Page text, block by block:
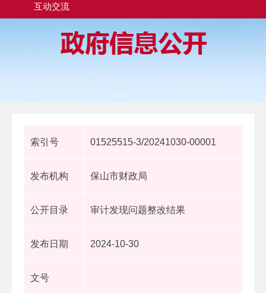
互动交流
索引号 01525515-3/20241030-00001
发布机构 保山市财政局
公开目录 审计发现问题整改结果
发布日期 2024-10-30
文号